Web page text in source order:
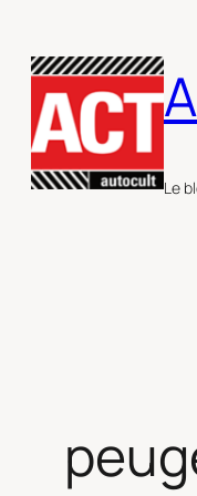
au
contenu
Le